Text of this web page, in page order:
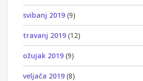
svibanj 2019 (9)
travanj 2019 (12)
ožujak 2019 (9)
veljača 2019 (8)